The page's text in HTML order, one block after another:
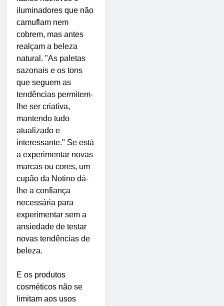
iluminadores que não
camuflam nem
cobrem, mas antes
realçam a beleza
natural. "As paletas
sazonais e os tons
que seguem as
tendências permitem-
lhe ser criativa,
mantendo tudo
atualizado e
interessante." Se está
a experimentar novas
marcas ou cores, um
cupão da Notino dá-
lhe a confiança
necessária para
experimentar sem a
ansiedade de testar
novas tendências de
beleza.
E os produtos
cosméticos não se
limitam aos usos